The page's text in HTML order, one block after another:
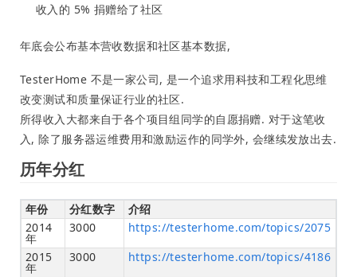
收入的 5% 捐赠给了社区
年底会公布基本营收数据和社区基本数据,
TesterHome 不是一家公司, 是一个追求用科技和工程化思维
改变测试和质量保证行业的社区.
所得收入大都来自于各个项目组同学的自愿捐赠. 对于这笔收
入, 除了服务器运维费用和激励运作的同学外, 会继续发放出去.
历年分红
年份 分红数字
介绍
2014
年
3000
https://testerhome.com/topics/2075
2015
年
3000
https://testerhome.com/topics/4186